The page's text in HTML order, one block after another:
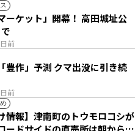
前
ーケット」開幕！ 高田城址公
前
クマ出没に引き続
情報】津南町のトウモロコシが